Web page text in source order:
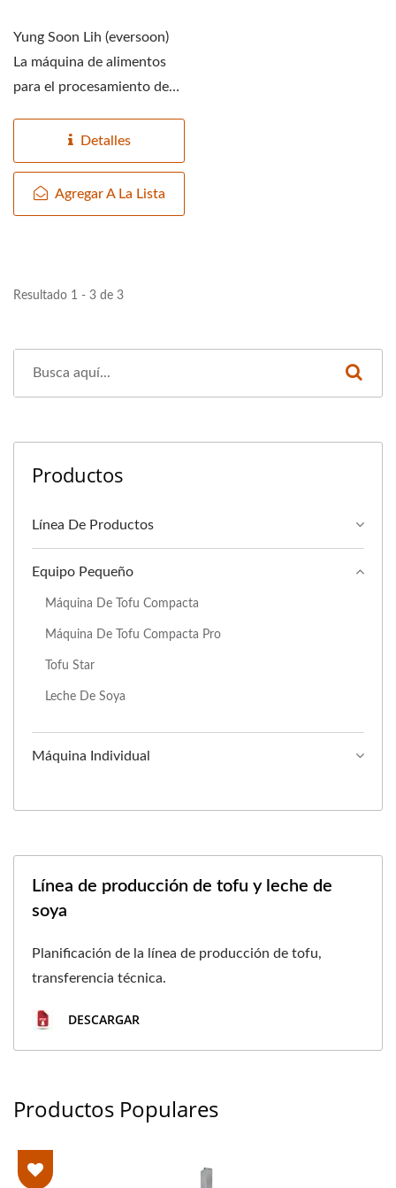
Yung Soon Lih (eversoon)
La máquina de alimentos
para el procesamiento de
Detalles
Agregar A La Lista
Resultado 1 - 3 de 3
Productos
Línea De Productos
Equipo Pequeño
Máquina De Tofu Compacta
Máquina De Tofu Compacta Pro
Tofu Star
Leche De Soya
Máquina Individual
Línea de producción de tofu y leche de
soya
Planificación de la línea de producción de tofu,
transferencia técnica.
DESCARGAR
Productos Populares